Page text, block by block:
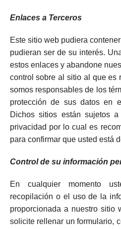
Enlaces a Terceros
Este sitio web pudiera
pudieran ser de su interés.
estos enlaces y abandone
control sobre al sitio al que es
somos responsables de los
protección de sus datos en
Dichos sitios están sujetos
privacidad por lo cual es
para confirmar que usted está
Control de su información
En cualquier momento
recopilación o el uso de la
proporcionada a nuestro
solicite rellenar un formulario,